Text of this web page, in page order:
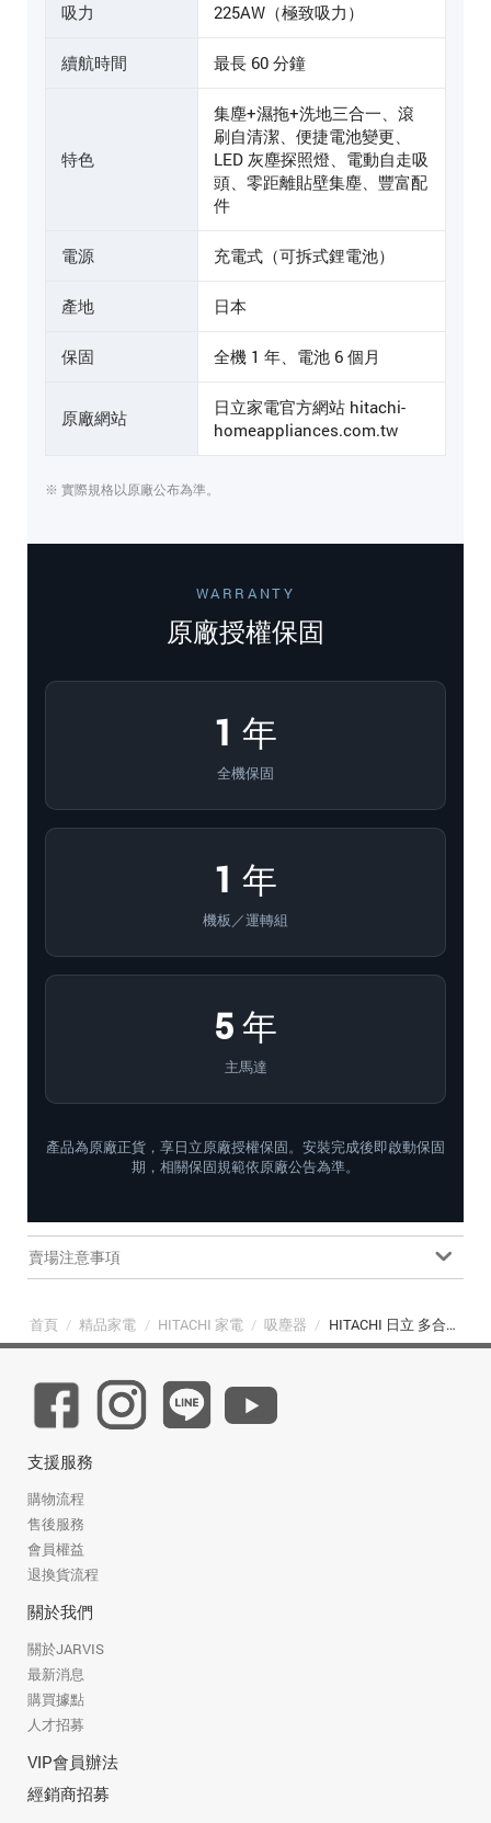
吸力 225AW（極致吸力）
續航時間 最長 60 分鐘
特色
集塵+濕拖+洗地三合一、滾
刷自清潔、便捷電池變更、
LED 灰塵探照燈、電動自走吸
頭、零距離貼壁集塵、豐富配
件
電源 充電式（可拆式鋰電池）
產地 日本
保固 全機 1 年、電池 6 個月
原廠網站
日立家電官方網站 hitachi-
homeappliances.com.tw
※ 實際規格以原廠公布為準。
WARRANTY
原廠授權保固
1 年
全機保固
1 年
機板／運轉組
5 年
主馬達
產品為原廠正貨，享日立原廠授權保固。安裝完成後即啟動保固
期，相關保固規範依原廠公告為準。
賣場注意事項
首頁 / 精品家電 / HITACHI 家電 / 吸塵器 / HITACHI 日立 多合一全能洗地吸塵器 (PV-XHW4P 集塵+濕拖+洗地三合一)
支援服務
購物流程
售後服務
會員權益
退換貨流程
關於我們
關於JARVIS
最新消息
購買據點
人才招募
VIP會員辦法
經銷商招募